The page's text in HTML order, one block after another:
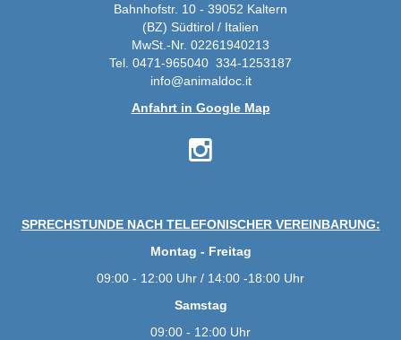
Bahnhofstr. 10 - 39052 Kaltern
(BZ) Südtirol / Italien
MwSt.-Nr. 02261940213
Tel. 0471-965040 334-1253187
info@animaldoc.it
Anfahrt in Google Map
SPRECHSTUNDE NACH TELEFONISCHER VEREINBARUNG:
Montag - Freitag
09:00 - 12:00 Uhr / 14:00 -18:00 Uhr
Samstag
09:00 - 12:00 Uhr